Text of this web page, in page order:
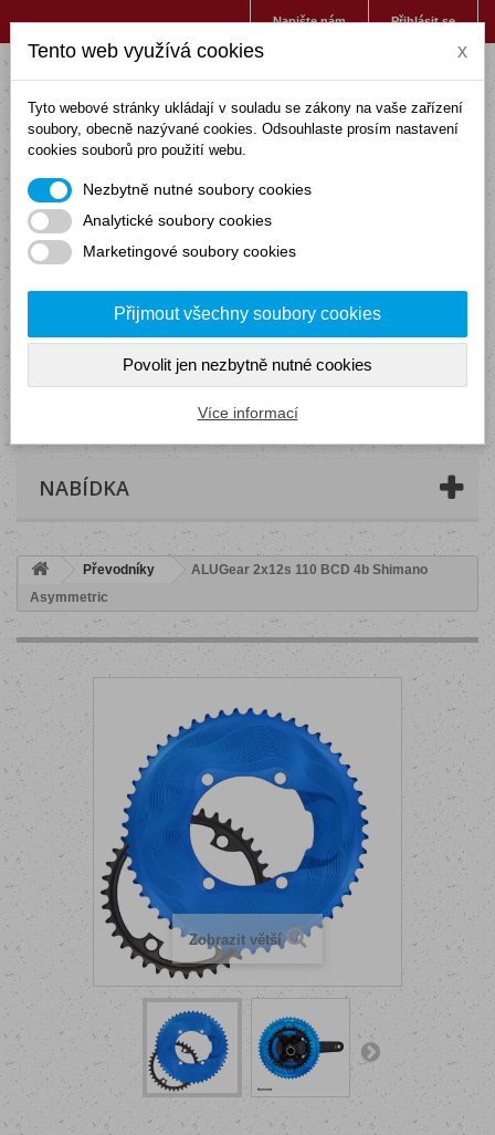
Přihlásit se
Napište nám
(prázdný)
NABÍDKA
Převodníky
ALUGear 2x12s 110 BCD 4b Shimano
Asymmetric
Zobrazit větší
Tento web využívá cookies x
Tyto webové stránky ukládají v souladu se zákony na vaše zařízení
soubory, obecně nazývané cookies. Odsouhlaste prosím nastavení
cookies souborů pro použití webu.
Nezbytně nutné soubory cookies
Analytické soubory cookies
Marketingové soubory cookies
Přijmout všechny soubory cookies
Povolit jen nezbytně nutné cookies
Více informací